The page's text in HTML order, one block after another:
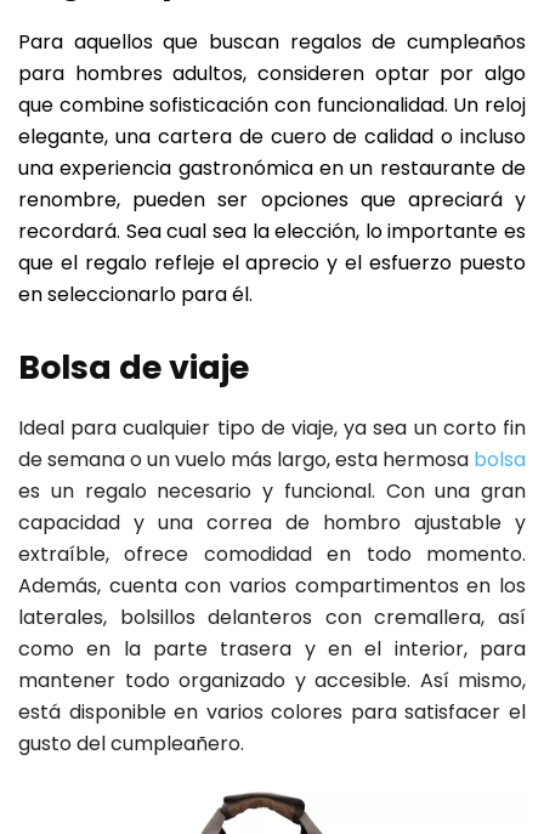
Para aquellos que buscan regalos de cumpleaños
para hombres adultos, consideren optar por algo
que combine sofisticación con funcionalidad. Un reloj
elegante, una cartera de cuero de calidad o incluso
una experiencia gastronómica en un restaurante de
renombre, pueden ser opciones que apreciará y
recordará. Sea cual sea la elección, lo importante es
que el regalo refleje el aprecio y el esfuerzo puesto
en seleccionarlo para él.
Bolsa de viaje
Ideal para cualquier tipo de viaje, ya sea un corto fin
de semana o un vuelo más largo, esta hermosa bolsa
es un regalo necesario y funcional. Con una gran
capacidad y una correa de hombro ajustable y
extraíble, ofrece comodidad en todo momento.
Además, cuenta con varios compartimentos en los
laterales, bolsillos delanteros con cremallera, así
como en la parte trasera y en el interior, para
mantener todo organizado y accesible. Así mismo,
está disponible en varios colores para satisfacer el
gusto del cumpleañero.